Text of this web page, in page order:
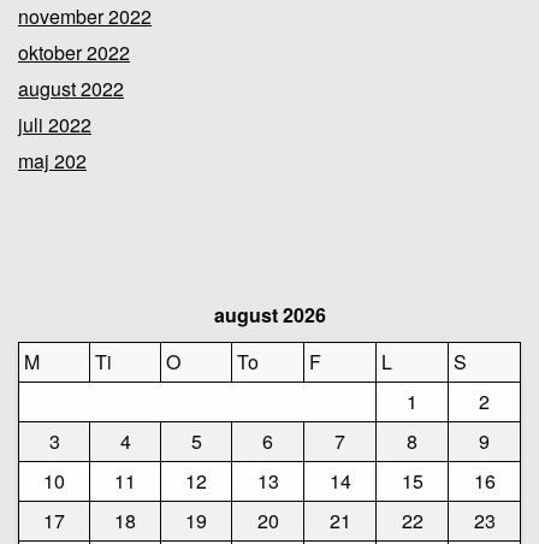
november 2022
oktober 2022
august 2022
juli 2022
maj 202
august 2026
M
Ti O To F L
S
1
2
3
4 5 6 7 8
9
10
11 12 13 14 15
16
17
18 19 20 21 22 23